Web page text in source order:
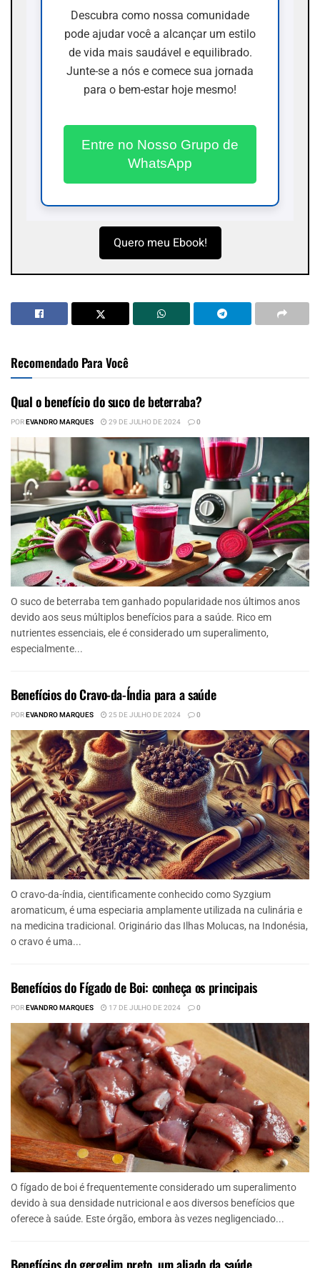
Descubra como nossa comunidade
pode ajudar você a alcançar um estilo
de vida mais saudável e equilibrado.
Junte-se a nós e comece sua jornada
para o bem-estar hoje mesmo!
Entre no Nosso Grupo de
WhatsApp
Quero meu Ebook!
Recomendado Para Você
Qual o benefício do suco de beterraba?
POREVANDRO MARQUES 29 DE JULHO DE 2024 0
O suco de beterraba tem ganhado popularidade nos últimos anos
devido aos seus múltiplos benefícios para a saúde. Rico em
nutrientes essenciais, ele é considerado um superalimento,
especialmente...
Benefícios do Cravo-da-Índia para a saúde
POREVANDRO MARQUES 25 DE JULHO DE 2024 0
O cravo-da-índia, cientificamente conhecido como Syzgium
aromaticum, é uma especiaria amplamente utilizada na culinária e
na medicina tradicional. Originário das Ilhas Molucas, na Indonésia,
o cravo é uma...
Benefícios do Fígado de Boi: conheça os principais
POREVANDRO MARQUES 17 DE JULHO DE 2024 0
O fígado de boi é frequentemente considerado um superalimento
devido à sua densidade nutricional e aos diversos benefícios que
oferece à saúde. Este órgão, embora às vezes negligenciado...
Benefícios do gergelim preto, um aliado da saúde